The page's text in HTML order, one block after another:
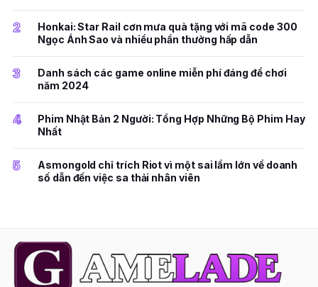
2
Honkai: Star Rail cơn mưa quà tặng với mã code 300
Ngọc Ánh Sao và nhiều phần thưởng hấp dẫn
3
Danh sách các game online miễn phí đáng để chơi
năm 2024
4
Phim Nhật Bản 2 Người: Tổng Hợp Những Bộ Phim Hay
Nhất
5
Asmongold chỉ trích Riot vì một sai lầm lớn về doanh
số dẫn đến việc sa thải nhân viên